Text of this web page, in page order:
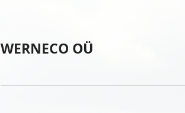
WERNECO OÜ